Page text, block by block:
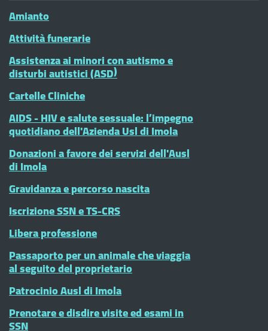
Amianto
Attività funerarie
Assistenza ai minori con autismo e
disturbi autistici (ASD)
Cartelle Cliniche
AIDS - HIV e salute sessuale: l’impegno
quotidiano dell'Azienda Usl di Imola
Donazioni a favore dei servizi dell'Ausl
di Imola
Gravidanza e percorso nascita
Iscrizione SSN e TS-CRS
Libera professione
Passaporto per un animale che viaggia
al seguito del proprietario
Patrocinio Ausl di Imola
Prenotare e disdire visite ed esami in
SSN